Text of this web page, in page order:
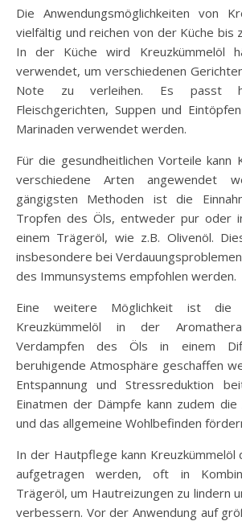
Die Anwendungsmöglichkeiten von
vielfältig und reichen von der Küche bis
In der Küche wird Kreuzkümmelöl
verwendet, um verschiedenen
Note zu verleihen. Es passt
Fleischgerichten, Suppen und
Marinaden verwendet werden.
Für die gesundheitlichen Vorteile kann
verschiedene Arten angewendet
gängigsten Methoden ist die
Tropfen des Öls, entweder pur oder
einem Trägeröl, wie z.B. Olivenöl.
insbesondere bei
des Immunsystems empfohlen werden.
Eine weitere Möglichkeit ist die
Kreuzkümmelöl in der
Verdampfen des Öls in einem
beruhigende Atmosphäre geschaffen
Entspannung und Stressreduktion
Einatmen der Dämpfe kann zudem
und das allgemeine Wohlbefinden
In der Hautpflege kann
aufgetragen werden, oft in
Trägeröl, um Hautreizungen zu lindern
verbessern. Vor der Anwendung auf